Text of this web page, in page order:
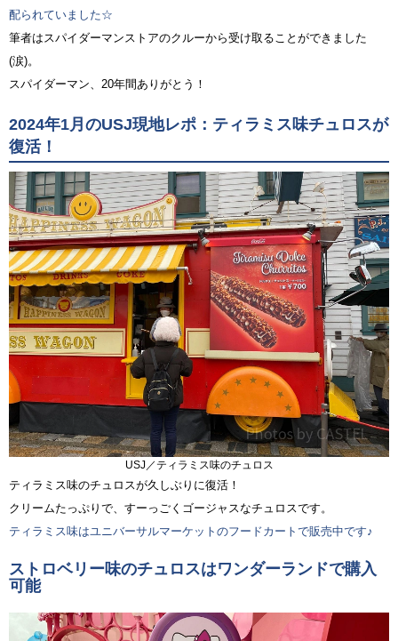
配られていました☆
筆者はスパイダーマンストアのクルーから受け取ることができました
(涙)。
スパイダーマン、20年間ありがとう！
2024年1月のUSJ現地レポ：ティラミス味チュロスが
復活！
USJ／ティラミス味のチュロス
ティラミス味のチュロスが久しぶりに復活！
クリームたっぷりで、すーっごくゴージャスなチュロスです。
ティラミス味はユニバーサルマーケットのフードカートで販売中です♪
ストロベリー味のチュロスはワンダーランドで購入
可能